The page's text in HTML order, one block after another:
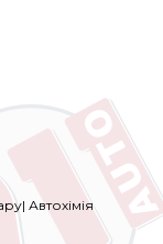
| Автохімія